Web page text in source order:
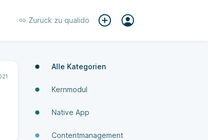
Zurück zu qualido
Alle Kategorien
Kernmodul
Native App
Contentmanagement